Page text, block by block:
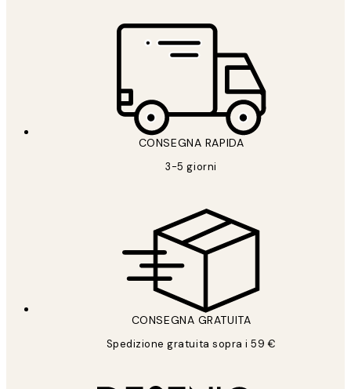
CONSEGNA RAPIDA
3-5 giorni
CONSEGNA GRATUITA
Spedizione gratuita sopra i 59 €